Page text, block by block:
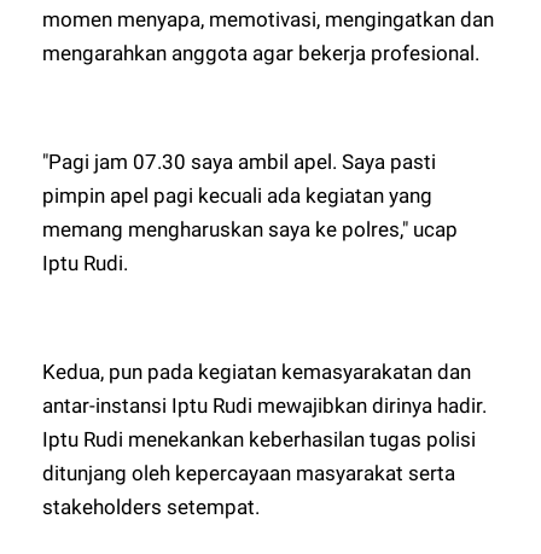
momen menyapa, memotivasi, mengingatkan dan
mengarahkan anggota agar bekerja profesional.
"Pagi jam 07.30 saya ambil apel. Saya pasti
pimpin apel pagi kecuali ada kegiatan yang
memang mengharuskan saya ke polres," ucap
Iptu Rudi.
Kedua, pun pada kegiatan kemasyarakatan dan
antar-instansi Iptu Rudi mewajibkan dirinya hadir.
Iptu Rudi menekankan keberhasilan tugas polisi
ditunjang oleh kepercayaan masyarakat serta
stakeholders setempat.